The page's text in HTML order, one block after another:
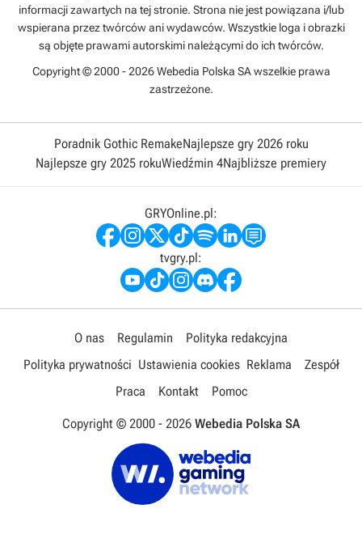
informacji zawartych na tej stronie. Strona nie jest powiązana i/lub
wspierana przez twórców ani wydawców. Wszystkie loga i obrazki
są objęte prawami autorskimi należącymi do ich twórców.
Copyright © 2000 - 2026 Webedia Polska SA wszelkie prawa
zastrzeżone.
Poradnik Gothic RemakeNajlepsze gry 2026 roku
Najlepsze gry 2025 rokuWiedźmin 4Najbliższe premiery
GRYOnline.pl:
tvgry.pl:
O nas Regulamin
Polityka redakcyjna
Polityka prywatności Ustawienia cookies Reklama
Zespół
Praca
Kontakt Pomoc
Copyright © 2000 - 2026 Webedia Polska SA